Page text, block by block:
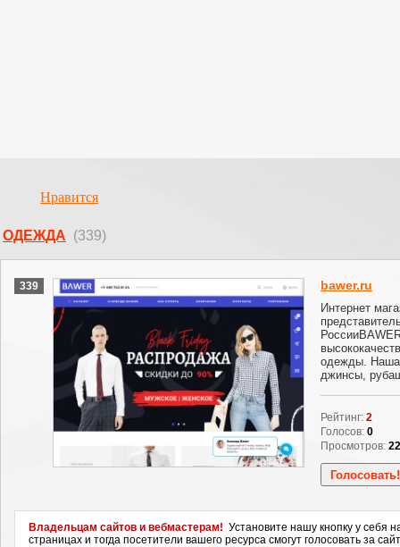
Нравится
ОДЕЖДА (339)
339 bawer.ru
Интернет
одежды. Наша
джинсы,
Рейтинг: 2
Голосов: 0
Просмотров:
Владельцам сайтов и вебмастерам! Установите нашу кнопку у себя
страницах и тогда посетители вашего ресурса смогут голосовать за